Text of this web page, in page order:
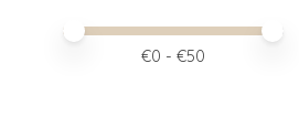
Minimale prijswaarde
Price maximum value
€0 - €50